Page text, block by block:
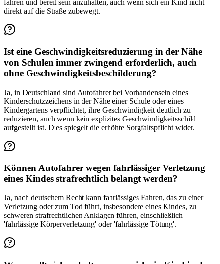
fahren und bereit sein anzuhalten, auch wenn sich ein Kind nicht
direkt auf die Straße zubewegt.
Ist eine Geschwindigkeitsreduzierung in der Nähe
von Schulen immer zwingend erforderlich, auch
ohne Geschwindigkeitsbeschilderung?
Ja, in Deutschland sind Autofahrer bei Vorhandensein eines
Kinderschutzzeichens in der Nähe einer Schule oder eines
Kindergartens verpflichtet, ihre Geschwindigkeit deutlich zu
reduzieren, auch wenn kein explizites Geschwindigkeitsschild
aufgestellt ist. Dies spiegelt die erhöhte Sorgfaltspflicht wider.
Können Autofahrer wegen fahrlässiger Verletzung
eines Kindes strafrechtlich belangt werden?
Ja, nach deutschem Recht kann fahrlässiges Fahren, das zu einer
Verletzung oder zum Tod führt, insbesondere eines Kindes, zu
schweren strafrechtlichen Anklagen führen, einschließlich
'fahrlässige Körperverletzung' oder 'fahrlässige Tötung'.